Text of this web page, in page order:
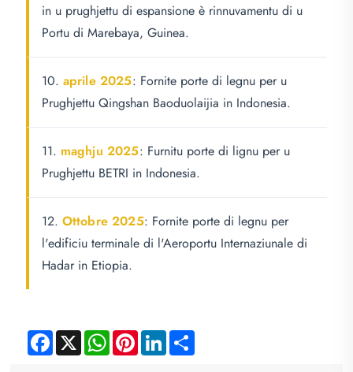
in u prughjettu di espansione è rinnuvamentu di u
Portu di Marebaya, Guinea.
10. aprile 2025: Fornite porte di legnu per u
Prughjettu Qingshan Baoduolaijia in Indonesia.
11. maghju 2025: Furnitu porte di lignu per u
Prughjettu BETRI in Indonesia.
12. Ottobre 2025: Fornite porte di legnu per
l'edificiu terminale di l'Aeroportu Internaziunale di
Hadar in Etiopia.
Facebook
X WhatsApp
PinterestLinkedInShare